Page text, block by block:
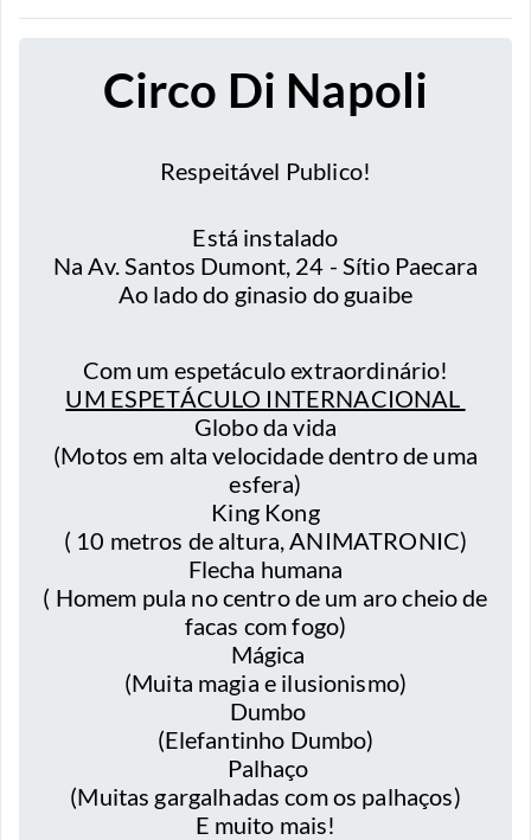
Circo Di Napoli
Respeitável Publico!
Está instalado
Na Av. Santos Dumont, 24 - Sítio Paecara
Ao lado do ginasio do guaibe
Com um espetáculo extraordinário!
UM ESPETÁCULO INTERNACIONAL
Globo da vida
(Motos em alta velocidade dentro de uma
esfera)
King Kong
( 10 metros de altura, ANIMATRONIC)
Flecha humana
( Homem pula no centro de um aro cheio de
facas com fogo)
Mágica
(Muita magia e ilusionismo)
Dumbo
(Elefantinho Dumbo)
Palhaço
(Muitas gargalhadas com os palhaços)
E muito mais!